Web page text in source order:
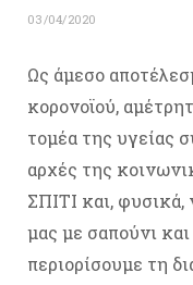
03/04/2020
Ως άμεσο
κορονοϊού,
τομέα της υγείας
αρχές της
ΣΠΙΤΙ και, φυσικά,
μας με σαπούνι
περιορίσουμε τη